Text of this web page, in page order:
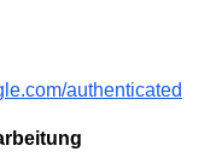
authenticated